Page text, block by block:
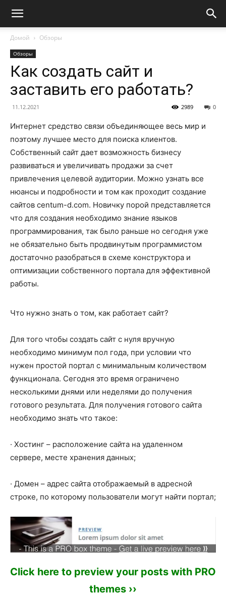
Домой Обзоры
Обзоры
Как создать сайт и
заставить его работать?
11.12.2021 0
2989
Интернет средство связи объединяющее весь мир и
поэтому лучшее место для поиска клиентов.
Собственный сайт дает возможность бизнесу
развиваться и увеличивать продажи за счет
привлечения целевой аудитории. Можно узнать все
нюансы и подробности и том как проходит создание
сайтов centum-d.com. Новичку порой представляется
что для создания необходимо знание языков
программирования, так было раньше но сегодня уже
не обязательно быть продвинутым программистом
достаточно разобраться в схеме конструктора и
оптимизации собственного портала для эффективной
работы.
Что нужно знать о том, как работает сайт?
Для того чтобы создать сайт с нуля вручную
необходимо минимум пол года, при условии что
нужен простой портал с минимальным количеством
функционала. Сегодня это время ограничено
несколькими днями или неделями до получения
готового результата. Для получения готового сайта
необходимо знать что такое:
· Хостинг – расположение сайта на удаленном
сервере, месте хранения данных;
· Домен – адрес сайта отображаемый в адресной
строке, по которому пользователи могут найти портал;
Click here to preview your posts with PRO
themes ››